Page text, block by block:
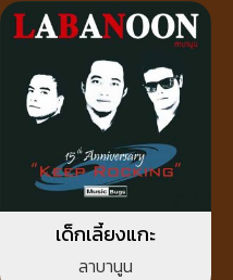
เด็กเลี้ยงแกะ
ลาบานูน